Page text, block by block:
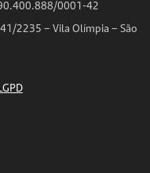
90.400.888/0001-42
2235 – Vila Olímpia – São